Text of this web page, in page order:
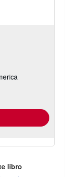
libro